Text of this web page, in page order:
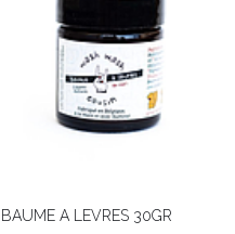
BAUME A LEVRES 30GR